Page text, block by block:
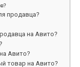
продавца?
на Авито?
Авито?
товар на Авито?